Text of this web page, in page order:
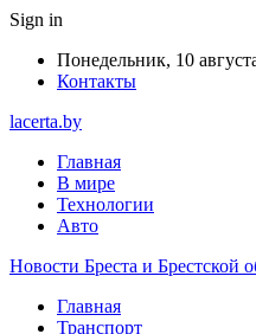
Sign in
Понедельник, 10
Контакты
lacerta.by
Главная
В мире
Технологии
Авто
Новости Бреста и Брестской
Главная
Транспорт